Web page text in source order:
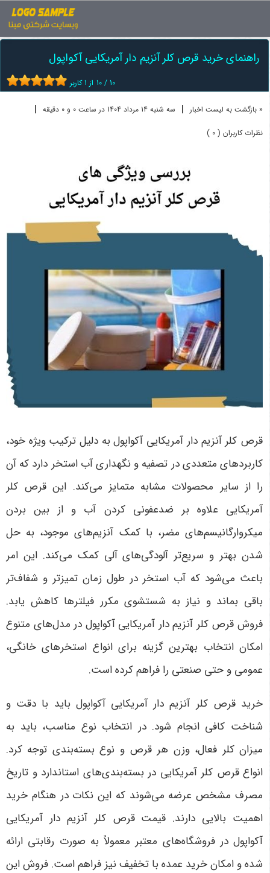
راهنمای خرید قرص کلر آنزیم دار آمریکایی ...
راهنمای خرید قرص کلر آنزیم دار آمریکایی آکواپول
10 / 10 از 1کاربر
« بازگشت به لیست اخبار | سه شنبه 14 مرداد 1404 در ساعت 0 و 0 دقیقه |
نظرات کاربران ( 0 )
قرص کلر آنزیم دار آمریکایی آکواپول به دلیل ترکیب ویژه خود،
کاربردهای متعددی در تصفیه و نگهداری آب استخر دارد که آن
را از سایر محصولات مشابه متمایز می‌کند. این قرص کلر
آمریکایی علاوه بر ضدعفونی کردن آب و از بین بردن
میکروارگانیسم‌های مضر، با کمک آنزیم‌های موجود، به حل
شدن بهتر و سریع‌تر آلودگی‌های آلی کمک می‌کند. این امر
باعث می‌شود که آب استخر در طول زمان تمیزتر و شفاف‌تر
باقی بماند و نیاز به شستشوی مکرر فیلترها کاهش یابد.
فروش قرص کلر آنزیم دار آمریکایی آکواپول در مدل‌های متنوع
امکان انتخاب بهترین گزینه برای انواع استخرهای خانگی،
عمومی و حتی صنعتی را فراهم کرده است.
خرید قرص کلر آنزیم دار آمریکایی آکواپول باید با دقت و
شناخت کافی انجام شود. در انتخاب نوع مناسب، باید به
میزان کلر فعال، وزن هر قرص و نوع بسته‌بندی توجه کرد.
انواع قرص کلر آمریکایی در بسته‌بندی‌های استاندارد و تاریخ
مصرف مشخص عرضه می‌شوند که این نکات در هنگام خرید
اهمیت بالایی دارند. قیمت قرص کلر آنزیم دار آمریکایی
آکواپول در فروشگاه‌های معتبر معمولاً به صورت رقابتی ارائه
شده و امکان خرید عمده با تخفیف نیز فراهم است. فروش این